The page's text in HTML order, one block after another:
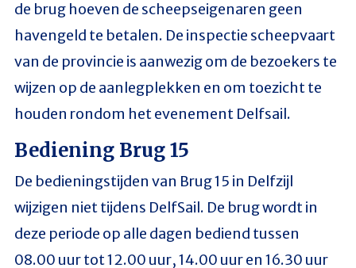
de brug hoeven de scheepseigenaren geen
havengeld te betalen. De inspectie scheepvaart
van de provincie is aanwezig om de bezoekers te
wijzen op de aanlegplekken en om toezicht te
houden rondom het evenement Delfsail.
Bediening Brug 15
De bedieningstijden van Brug 15 in Delfzijl
wijzigen niet tijdens DelfSail. De brug wordt in
deze periode op alle dagen bediend tussen
08.00 uur tot 12.00 uur, 14.00 uur en 16.30 uur